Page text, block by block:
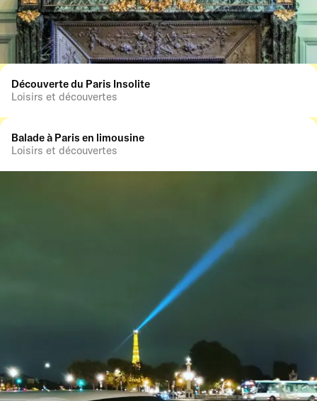
Découverte du Paris Insolite
Loisirs et découvertes
Balade à Paris en limousine
Loisirs et découvertes